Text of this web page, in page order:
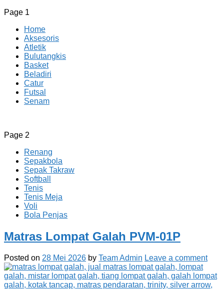
Page 1
Home
Aksesoris
Atletik
Bulutangkis
Basket
Beladiri
Catur
Futsal
Senam
CV JAYA BERSAMA Co Id
Menyediakan Semua Perlengkapan Olahraga Yang
Page 2
Renang
Sepakbola
Sepak Takraw
Softball
Tenis
Tenis Meja
Voli
Bola Penjas
Matras Lompat Galah PVM-01P
Posted on 28 Mei 2026 by Team Admin Leave a comment